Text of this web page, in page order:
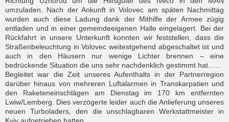
umzuladen. Nach der Ankunft in Volovec am späten Nachmittag
wurden auch diese Ladung dank der Mithilfe der Armee zügig
entladen und in einer gemeindeeigenen Halle eingelagert. Bei der
Rückfahrt in unsere Unterkunft konnten wir feststellen, dass die
Straßenbeleuchtung in Volovec weitestgehend abgeschaltet ist und
auch in den Häusern nur wenige Lichter brennen – eine
bedrückende Situation die uns sehr nachdenklich gestimmt hat…..
Begleitet war die Zeit unseres Aufenthalts in der Partnerregion
darüber hinaus von mehreren Luftalarmen in Transkarpatien und
den Raketeneinschlägen am Dienstag im 170 km entfernten
Lwiw/Lemberg. Dies verzögerte leider auch die Anlieferung unseres
neuen Turboladers, den die unschlagbaren Werkstattmeister in